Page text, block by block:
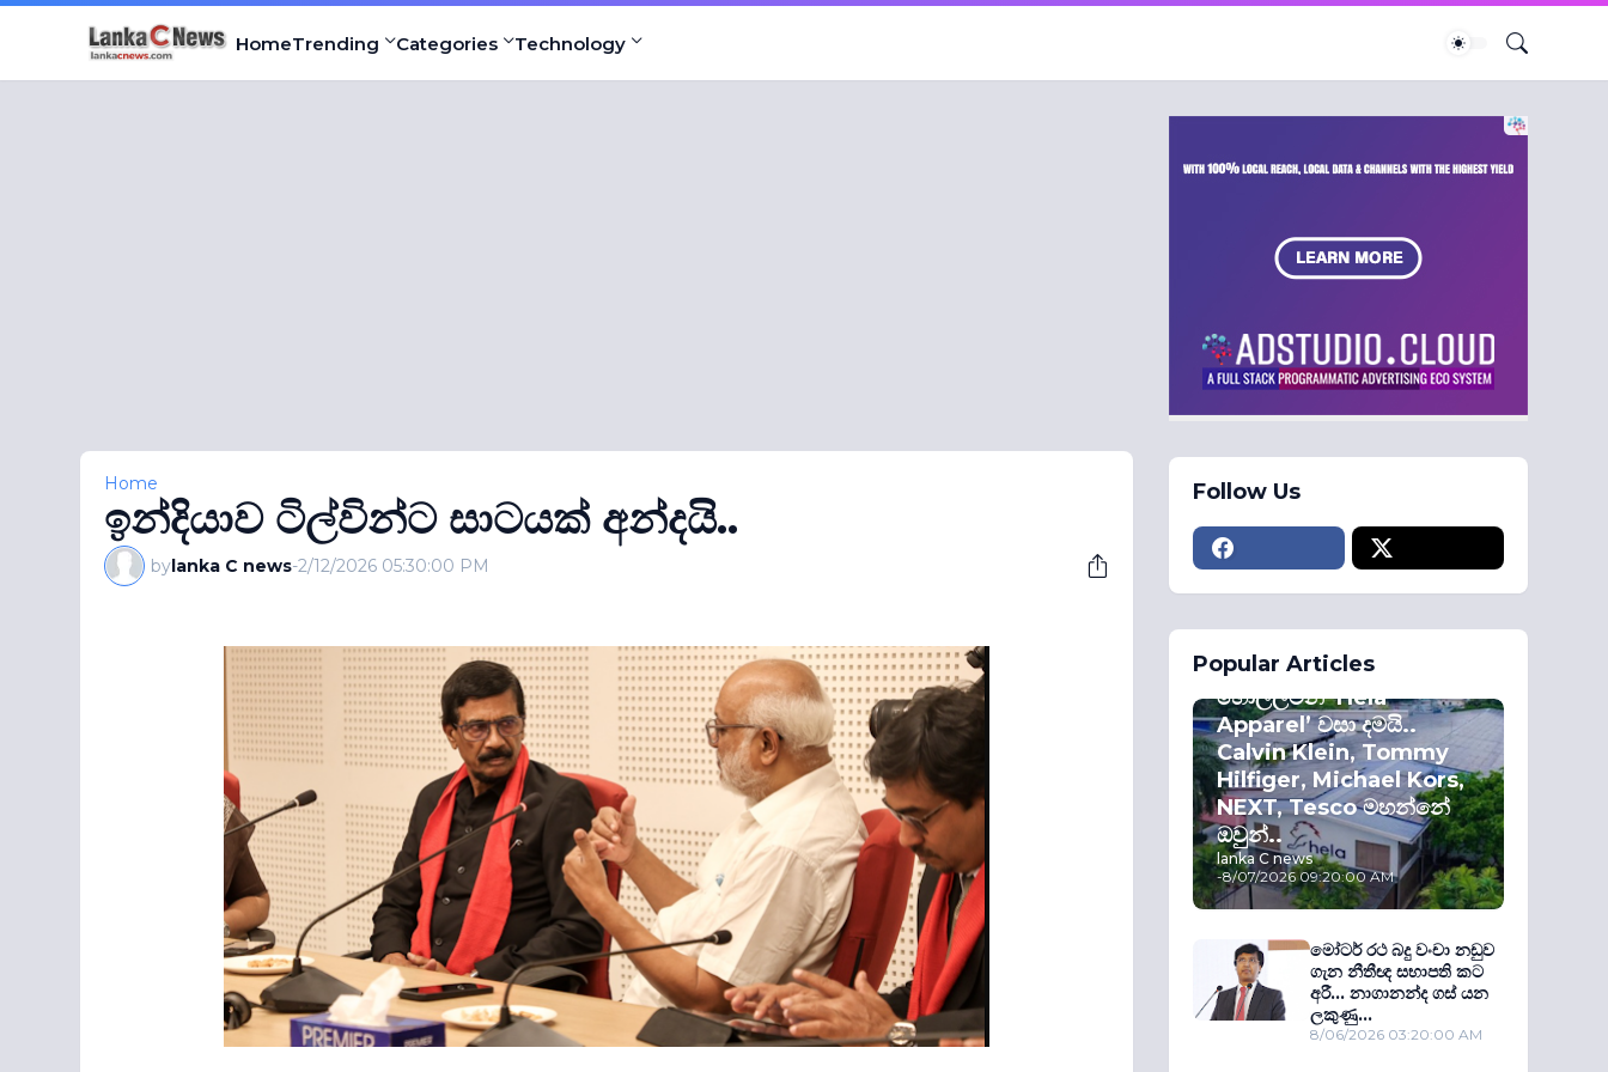
HomeTrending Categories Technology
Home
ඉන්දියාව ටිල්වින්ට සාටයක් අන්දයි..
bylanka C news-2/12/2026 05:30:00 PM
Follow Us
Popular Articles
කොළඹ කොටස්
හොල්ලමින් ‘Hela
Apparel’ වසා දමයි..
Calvin Klein, Tommy
Hilfiger, Michael Kors,
NEXT, Tesco මහන්නේ
ඔවුන්..
lanka C news
-8/07/2026 09:20:00 AM
මෝටර් රථ බදු වංචා නඩුව
ගැන නීතීඥ සභාපති කට
අරී... නාගානන්ද ගස් යන
ලකුණු...
8/06/2026 03:20:00 AM